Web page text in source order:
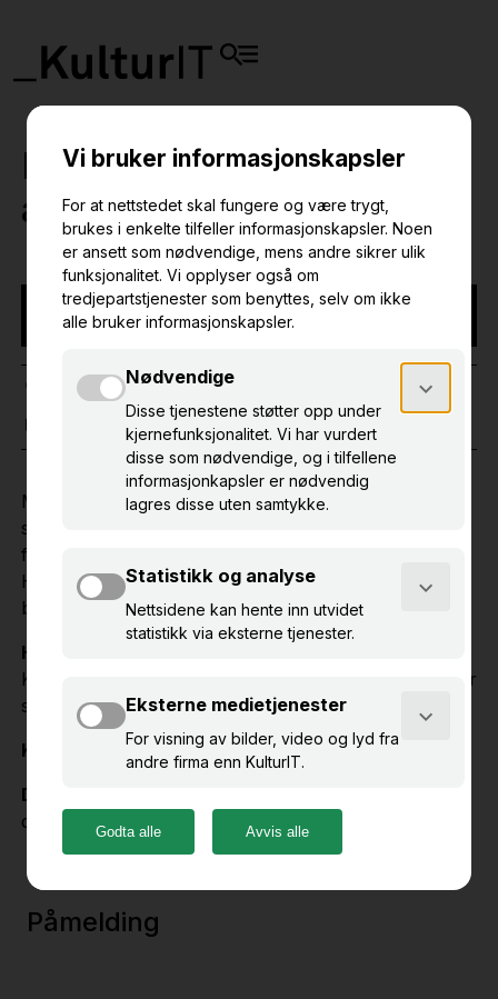
Primus 10 Kurs for
administratorer
NB! Arrangementet har funnet sted
NETTBASERT
11. feb. 2026
09.00 – 11.00
Med Primus 10 har du bedre oversikt over
samlingene. I dette kurset får du en innføring i
funksjoner for deg som administrator. For eksempel:
Hvor er det lurt å begynne å rydde, og hvordan du
bruker du løsningens verktøy til dette?
Hvem passer kurset for?
Kurset er tilpasset Primus-administratorer ved museer
som har tatt i bruk Primus 10.
Kursplasser: 10
Deltakeravgift:
deltaker
Påmelding